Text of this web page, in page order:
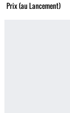
Prix (au Lancement)